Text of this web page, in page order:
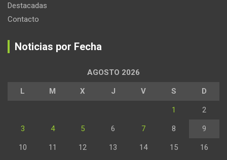
Destacadas
Contacto
Noticias por Fecha
AGOSTO 2026
L M X J V S D
1 2
3 4 5 6 7 8 9
10 11 12 13 14 15 16